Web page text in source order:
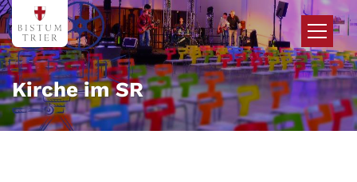
Zum Inhalt springen
Kirche im SR